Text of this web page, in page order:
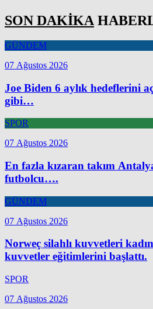
SON DAKİKA
GÜNDEM
07 Ağustos 2026
Joe Biden 6 aylık hedeflerini
gibi…
SPOR
07 Ağustos 2026
En fazla kızaran takım
futbolcu….
GÜNDEM
07 Ağustos 2026
Norweç silahlı kuvvetleri
kuvvetler eğitimlerini başlattı.
SPOR
07 Ağustos 2026